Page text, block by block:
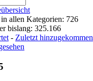
allen Kategorien: 726
bislang: 325.166
- Zuletzt hinzugekommen